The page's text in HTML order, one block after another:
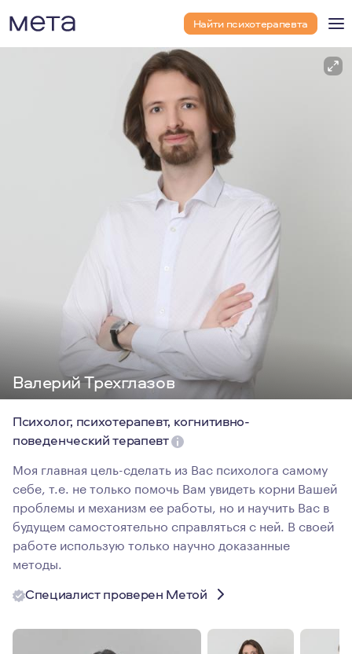
Найти психотерапевта
Валерий Трехглазов
Психолог, психотерапевт, когнитивно-
поведенческий терапевт
Моя главная цель-сделать из Вас психолога самому
себе, т.е. не только помочь Вам увидеть корни Вашей
проблемы и механизм ее работы, но и научить Вас в
будущем самостоятельно справляться с ней. В своей
работе использую только научно доказанные
методы.
Специалист проверен Метой